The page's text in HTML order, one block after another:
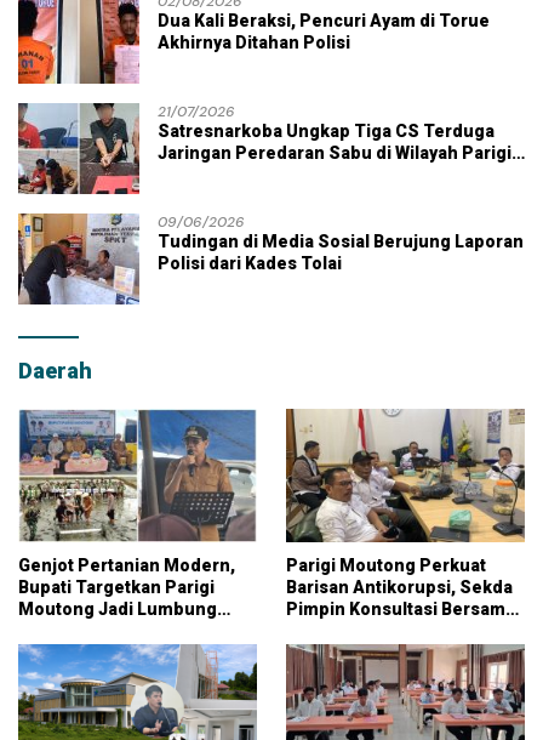
Dua Kali Beraksi, Pencuri Ayam di Torue
Akhirnya Ditahan Polisi
21/07/2026
Satresnarkoba Ungkap Tiga CS Terduga
Jaringan Peredaran Sabu di Wilayah Parigi
09/06/2026
Tudingan di Media Sosial Berujung Laporan
Polisi dari Kades Tolai
Daerah
Genjot Pertanian Modern,
Bupati Targetkan Parigi
Moutong Jadi Lumbung
Parigi Moutong Perkuat
Barisan Antikorupsi, Sekda
Pimpin Konsultasi Bersama